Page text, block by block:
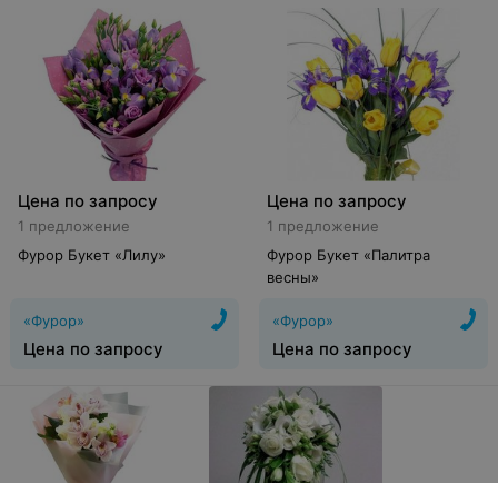
Цена по запросу
1 предложение
Фурор Букет «Лилу»
«Фурор»
Цена по запросу
Цена по запросу
1 предложение
Фурор Букет «Палитра
весны»
«Фурор»
Цена по запросу